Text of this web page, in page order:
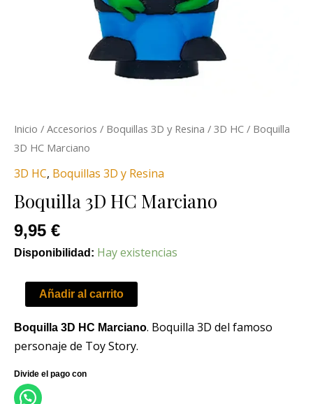
Inicio / Accesorios / Boquillas 3D y Resina / 3D HC / Boquilla
3D HC Marciano
3D HC, Boquillas 3D y Resina
Boquilla 3D HC Marciano
9,95 €
Disponibilidad: Hay existencias
Añadir al carrito
Boquilla 3D HC Marciano. Boquilla 3D del famoso
personaje de Toy Story.